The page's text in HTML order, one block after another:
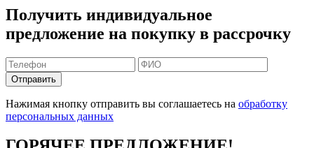
Получить индивидуальное
предложение на покупку в рассрочку
Отправить
Нажимая кнопку отправить вы соглашаетесь на обработку
персональных данных